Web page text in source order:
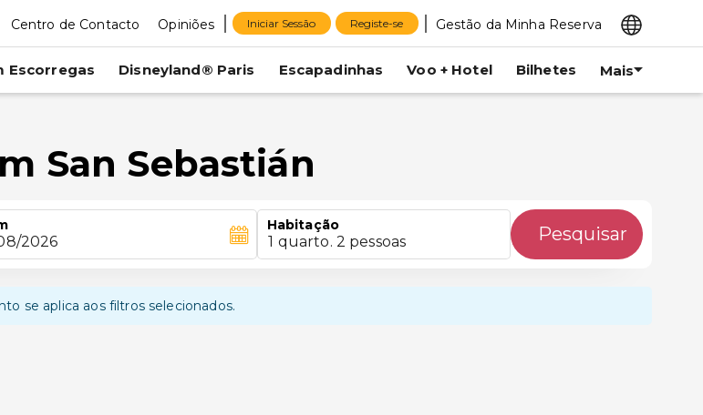
Centro de Contacto Opiniões Iniciar Sessão Registe-se Gestão da Minha Reserva
Escorregas Disneyland® Paris Escapadinhas Voo + Hotel Bilhetes Mais
San Sebastián
2026
Habitação
1 quarto. 2 pessoas Pesquisar
se aplica aos filtros selecionados.